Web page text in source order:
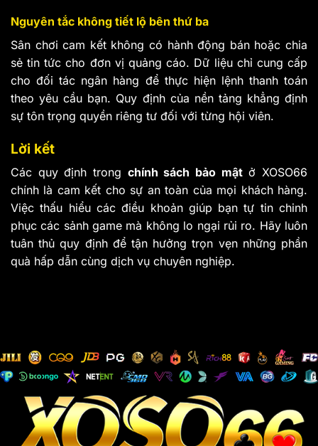
Nguyên tắc không tiết lộ bên thứ ba
Sân chơi cam kết không có hành động bán hoặc chia
sẻ tin tức cho đơn vị quảng cáo. Dữ liệu chỉ cung cấp
cho đối tác ngân hàng để thực hiện lệnh thanh toán
theo yêu cầu bạn. Quy định của nền tảng khẳng định
sự tôn trọng quyền riêng tư đối với từng hội viên.
Lời kết
Các quy định trong chính sách bảo mậtở XOSO66
chính là cam kết cho sự an toàn của mọi khách hàng.
Việc thấu hiểu các điều khoản giúp bạn tự tin chinh
phục các sảnh game mà không lo ngại rủi ro. Hãy luôn
tuân thủ quy định để tận hưởng trọn vẹn những phần
quà hấp dẫn cùng dịch vụ chuyên nghiệp.